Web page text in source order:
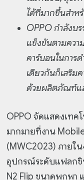
ได้ที่มากขึ้นสำห
OPPO กำลังบ
แข็งขันตามควา
คาร์บอนในการ
เดียวกันก็เสริม
ด้วยผลิตภัณฑ์แ
OPPO จัดแสดงเทค
มากมายที่งาน
(MWC2023) ภายใ
อุปกรณ์ระดับแฟลกชิ
N2 Flip ขนาดพกพา